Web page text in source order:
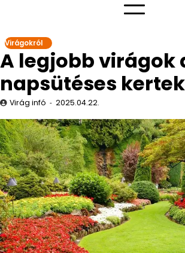
Virágokról
A legjobb virágok
napsütéses
Virág infó 2025.04.22.